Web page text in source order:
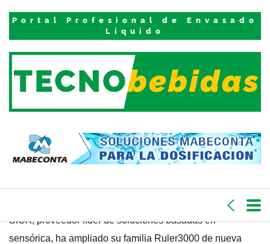
Portal Profesional de Envasado
Líquido
Inicio Productos
La ampliada
gama Ruler3000
de SICK se centra
en los detalles
más precisos
PUBLICADO EL 25 DE AGOSTO DE 2023
SICK, proveedor líder de soluciones basadas en
sensórica, ha ampliado su familia Ruler3000 de nueva